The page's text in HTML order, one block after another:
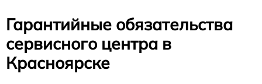
Гарантийные обязательства
сервисного центра в
Красноярске